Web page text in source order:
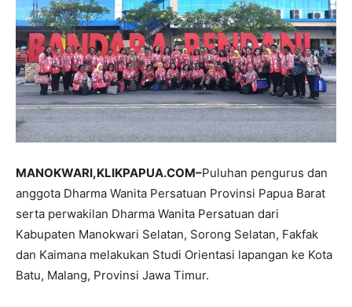
MANOKWARI,KLIKPAPUA.COM–Puluhan pengurus dan
anggota Dharma Wanita Persatuan Provinsi Papua Barat
serta perwakilan Dharma Wanita Persatuan dari
Kabupaten Manokwari Selatan, Sorong Selatan, Fakfak
dan Kaimana melakukan Studi Orientasi lapangan ke Kota
Batu, Malang, Provinsi Jawa Timur.